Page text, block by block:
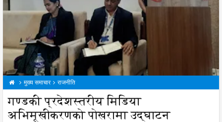
मुख्य समाचार राजनीति
गण्डकी प्रदेशस्तरीय मिडिया
अभिमूखीकरणको पोखरामा उद्घाटन